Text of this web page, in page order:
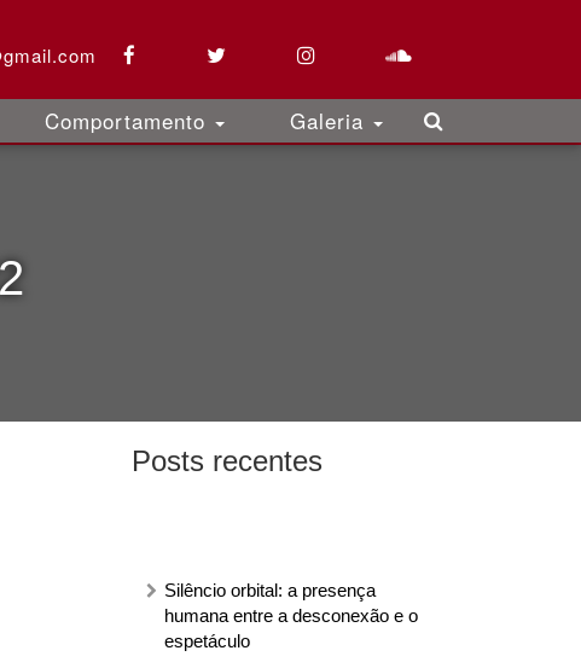
Comportamento Galeria
Posts recentes
Silêncio orbital: a presença
humana entre a desconexão e o
espetáculo